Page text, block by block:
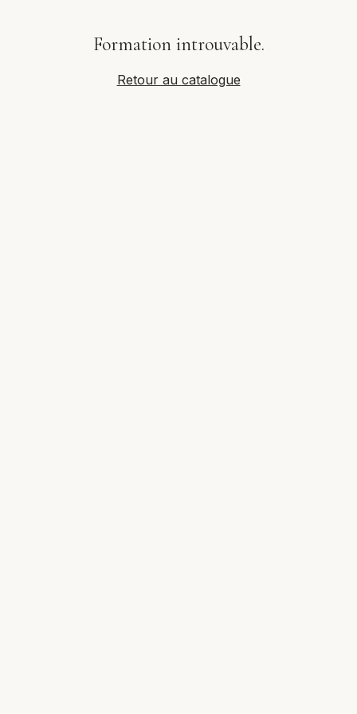
Formation introuvable.
Retour au catalogue